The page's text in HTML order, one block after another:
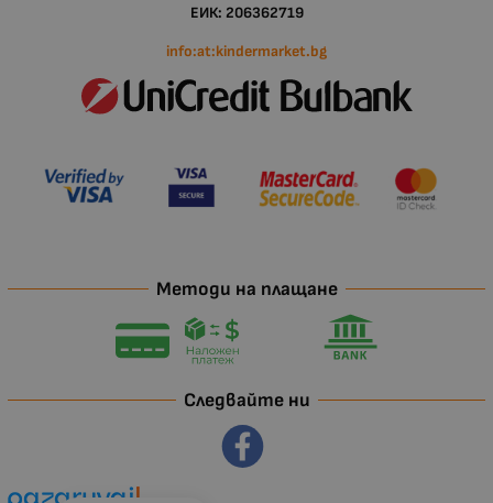
ЕИК: 206362719
info:at:kindermarket.bg
Методи на плащане
Следвайте ни